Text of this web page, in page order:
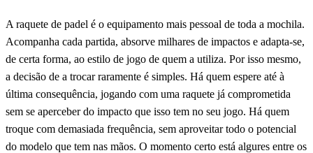
A raquete de padel é o equipamento mais pessoal de toda a mochila.
Acompanha cada partida, absorve milhares de impactos e adapta-se,
de certa forma, ao estilo de jogo de quem a utiliza. Por isso mesmo,
a decisão de a trocar raramente é simples. Há quem espere até à
última consequência, jogando com uma raquete já comprometida
sem se aperceber do impacto que isso tem no seu jogo. Há quem
troque com demasiada frequência, sem aproveitar todo o potencial
do modelo que tem nas mãos. O momento certo está algures entre os